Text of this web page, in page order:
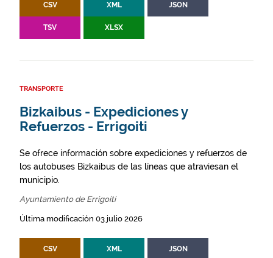
CSV XML JSON
TSV XLSX
TRANSPORTE
Bizkaibus - Expediciones y
Refuerzos - Errigoiti
Se ofrece información sobre expediciones y refuerzos de
los autobuses Bizkaibus de las líneas que atraviesan el
municipio.
Ayuntamiento de Errigoiti
Última modificación 03 julio 2026
CSV XML JSON